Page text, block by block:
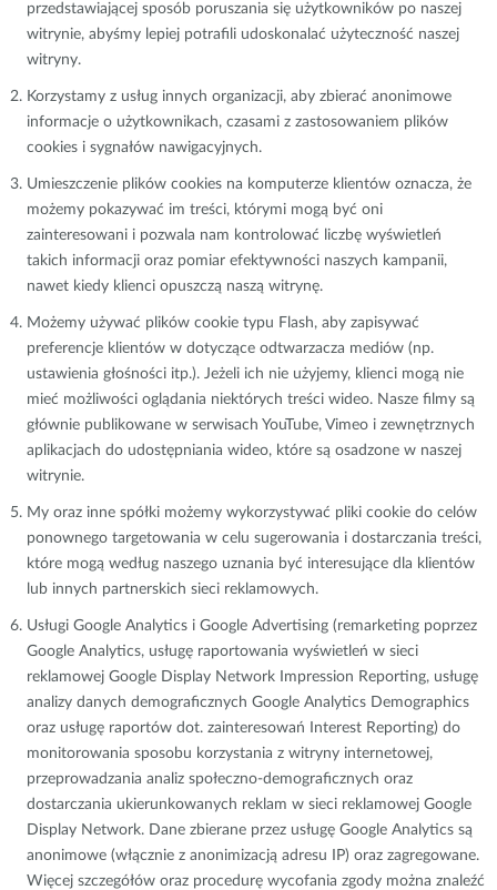
przedstawiającej sposób poruszania się użytkowników po naszej
witrynie, abyśmy lepiej potrafili udoskonalać użyteczność naszej
witryny.
Korzystamy z usług innych organizacji, aby zbierać anonimowe
informacje o użytkownikach, czasami z zastosowaniem plików
cookies i sygnałów nawigacyjnych.
Umieszczenie plików cookies na komputerze klientów oznacza, że
możemy pokazywać im treści, którymi mogą być oni
zainteresowani i pozwala nam kontrolować liczbę wyświetleń
takich informacji oraz pomiar efektywności naszych kampanii,
nawet kiedy klienci opuszczą naszą witrynę.
Możemy używać plików cookie typu Flash, aby zapisywać
preferencje klientów w dotyczące odtwarzacza mediów (np.
ustawienia głośności itp.). Jeżeli ich nie użyjemy, klienci mogą nie
mieć możliwości oglądania niektórych treści wideo. Nasze filmy są
głównie publikowane w serwisach YouTube, Vimeo i zewnętrznych
aplikacjach do udostępniania wideo, które są osadzone w naszej
witrynie.
My oraz inne spółki możemy wykorzystywać pliki cookie do celów
ponownego targetowania w celu sugerowania i dostarczania treści,
które mogą według naszego uznania być interesujące dla klientów
lub innych partnerskich sieci reklamowych.
Usługi Google Analytics i Google Advertising (remarketing poprzez
Google Analytics, usługę raportowania wyświetleń w sieci
reklamowej Google Display Network Impression Reporting, usługę
analizy danych demograficznych Google Analytics Demographics
oraz usługę raportów dot. zainteresowań Interest Reporting) do
monitorowania sposobu korzystania z witryny internetowej,
przeprowadzania analiz społeczno-demograficznych oraz
dostarczania ukierunkowanych reklam w sieci reklamowej Google
Display Network. Dane zbierane przez usługę Google Analytics są
anonimowe (włącznie z anonimizacją adresu IP) oraz zagregowane.
Więcej szczegółów oraz procedurę wycofania zgody można znaleźć